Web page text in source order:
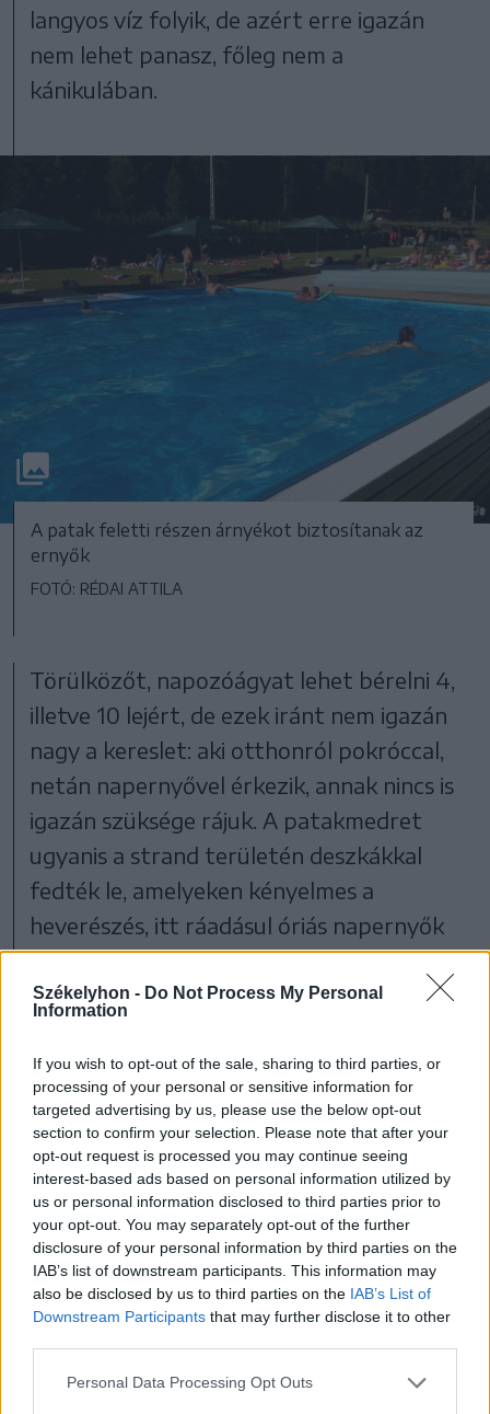
Székelyhon - Do Not Process My Personal
Information
If you wish to opt-out of the sale, sharing to third parties, or
processing of your personal or sensitive information for
targeted advertising by us, please use the below opt-out
section to confirm your selection. Please note that after your
opt-out request is processed you may continue seeing
interest-based ads based on personal information utilized by
us or personal information disclosed to third parties prior to
your opt-out. You may separately opt-out of the further
disclosure of your personal information by third parties on the
IAB’s list of downstream participants. This information may
also be disclosed by us to third parties on the IAB’s List of
Downstream Participants that may further disclose it to other
Personal Data Processing Opt Outs
langyos víz folyik, de azért erre igazán
nem lehet panasz, főleg nem a
kánikulában.
A patak feletti részen árnyékot biztosítanak az
ernyők
FOTÓ: RÉDAI ATTILA
Törülközőt, napozóágyat lehet bérelni 4,
illetve 10 lejért, de ezek iránt nem igazán
nagy a kereslet: aki otthonról pokróccal,
netán napernyővel érkezik, annak nincs is
igazán szüksége rájuk. A patakmedret
ugyanis a strand területén deszkákkal
fedték le, amelyeken kényelmes a
heverészés, itt ráadásul óriás napernyők
biztosítanak árnyékot. De akinek ez nem
jönne be, mehet a fűbe is, itt azonban
töltik be ezt a szerepet.
A helyszínen üzemel viszonylag jól
felszerelt büfé is, a fél literes ásványvíz 3,
üdítők 4, a csapolt sör 6 lejt kóstál, falni is
lehet ezt-azt, a hideg szendvicsért,
különböző ropogtatnivalókért 4, a meleg
szendvicsért 7 lejt kérnek el.
asztalokkal és székekkel ellátott teraszra